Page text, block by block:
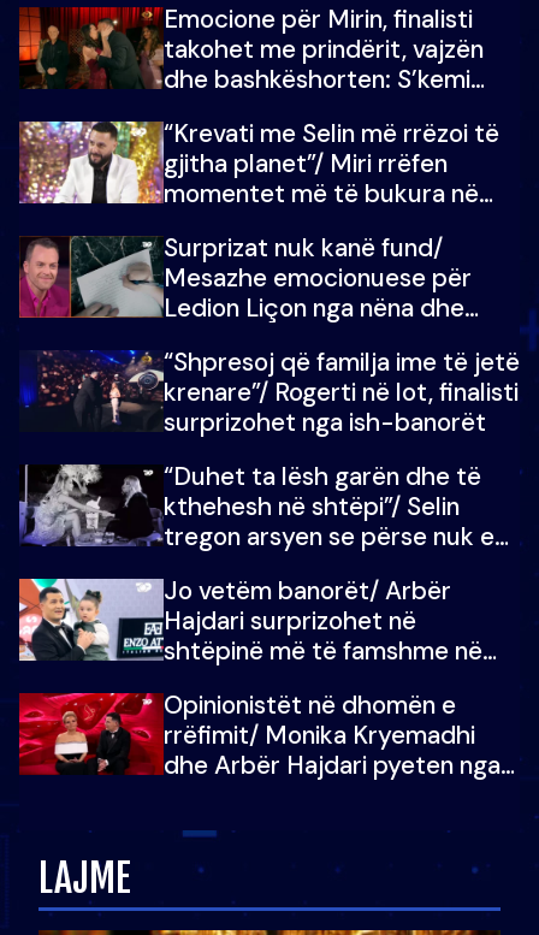
çmimin e madh
Emocione për Mirin, finalisti
takohet me prindërit, vajzën
dhe bashkëshorten: S’kemi
“Krevati me Selin më rrëzoi të
gjitha planet”/ Miri rrëfen
momentet më të bukura në
mungojë zilja e mëngjesit kur…
Surprizat nuk kanë fund/
Mesazhe emocionuese për
Ledion Liçon nga nëna dhe
mban dot lotët: Nuk meritoj…
“Shpresoj që familja ime të jetë
krenare”/ Rogerti në lot, finalisti
surprizohet nga ish-banorët
“Duhet ta lësh garën dhe të
kthehesh në shtëpi”/ Selin
tregon arsyen se përse nuk e
çoja luftën time deri në fund
Jo vetëm banorët/ Arbër
Hajdari surprizohet në
shtëpinë më të famshme në
vajzën e tij
Opinionistët në dhomën e
rrëfimit/ Monika Kryemadhi
dhe Arbër Hajdari pyeten nga
zëvendësonit njëri-tjetrin?
LAJME